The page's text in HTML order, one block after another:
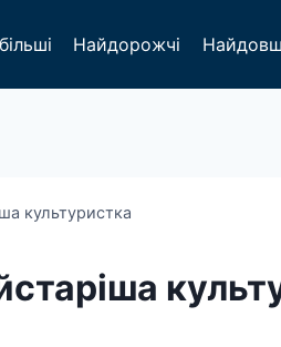
Найдорожчі
культуристка